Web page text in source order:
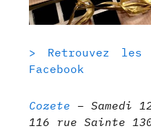
> Retrouvez
Facebook
Cozete – Samedi
116 rue Sainte